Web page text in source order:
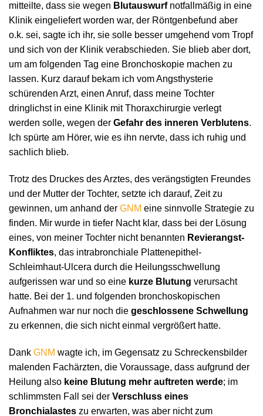
mitteilte, dass sie wegen Blutauswurfnotfallmäßig in eine
Klinik eingeliefert worden war, der Röntgenbefund aber
o.k. sei, sagte ich ihr, sie solle besser umgehend vom Tropf
und sich von der Klinik verabschieden. Sie blieb aber dort,
um am folgenden Tag eine Bronchoskopie machen zu
lassen. Kurz darauf bekam ich vom Angsthysterie
schürenden Arzt, einen Anruf, dass meine Tochter
dringlichst in eine Klinik mit Thoraxchirurgie verlegt
werden solle, wegen der Gefahr des inneren Verblutens.
Ich spürte am Hörer, wie es ihn nervte, dass ich ruhig und
sachlich blieb.
Trotz des Druckes des Arztes, des verängstigten Freundes
und der Mutter der Tochter, setzte ich darauf, Zeit zu
gewinnen, um anhand der GNM eine sinnvolle Strategie zu
finden. Mir wurde in tiefer Nacht klar, dass bei der Lösung
eines, von meiner Tochter nicht benannten Revierangst-
Konfliktes, das intrabronchiale Plattenepithel-
Schleimhaut-Ulcera durch die Heilungsschwellung
aufgerissen war und so eine kurze Blutung verursacht
hatte. Bei der 1. und folgenden bronchoskopischen
Aufnahmen war nur noch die geschlossene Schwellung
zu erkennen, die sich nicht einmal vergrößert hatte.
Dank GNM wagte ich, im Gegensatz zu Schreckensbilder
malenden Fachärzten, die Voraussage, dass aufgrund der
Heilung also keine Blutung mehr auftreten werde; im
schlimmsten Fall sei der Verschluss eines
Bronchialastes zu erwarten, was aber nicht zum